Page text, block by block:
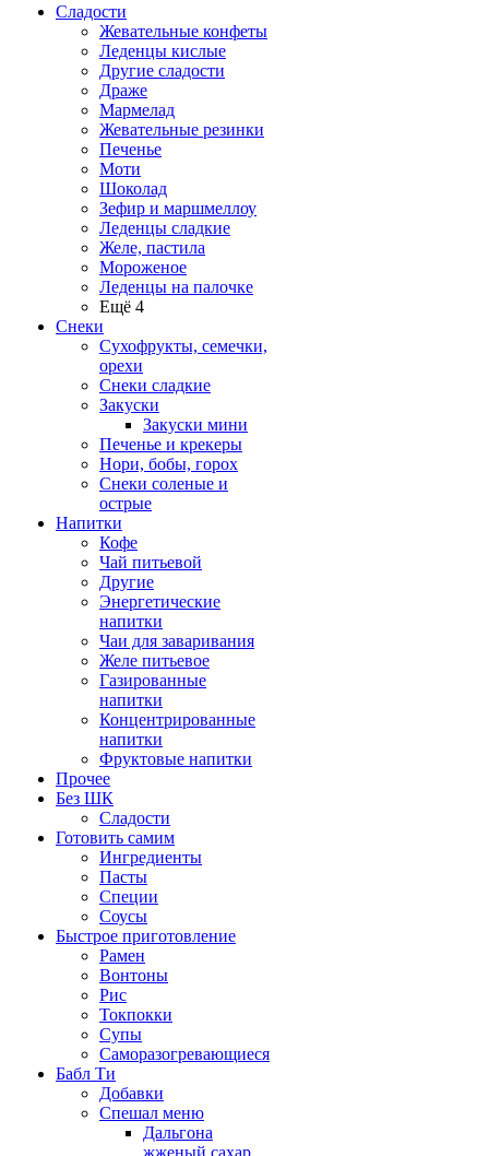
Сладости
Жевательные конфеты
Леденцы кислые
Другие сладости
Драже
Мармелад
Жевательные резинки
Печенье
Моти
Шоколад
Зефир и маршмеллоу
Леденцы сладкие
Желе, пастила
Мороженое
Леденцы на палочке
Ещё 4
Снеки
Сухофрукты, семечки,
орехи
Снеки сладкие
Закуски
Закуски мини
Печенье и крекеры
Нори, бобы, горох
Снеки соленые и
острые
Напитки
Кофе
Чай питьевой
Другие
Энергетические
напитки
Чаи для заваривания
Желе питьевое
Газированные
напитки
Концентрированные
напитки
Фруктовые напитки
Прочее
Без ШК
Сладости
Готовить самим
Ингредиенты
Пасты
Специи
Соусы
Быстрое приготовление
Рамен
Вонтоны
Рис
Токпокки
Супы
Саморазогревающиеся
Бабл Ти
Добавки
Спешал меню
Дальгона
жженый сахар